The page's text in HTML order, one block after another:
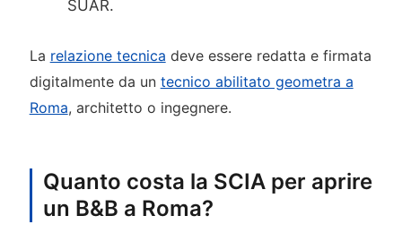
SUAR.
La relazione tecnica deve essere redatta e firmata
digitalmente da un tecnico abilitato geometra a
Roma, architetto o ingegnere.
Quanto costa la SCIA per aprire
un B&B a Roma?